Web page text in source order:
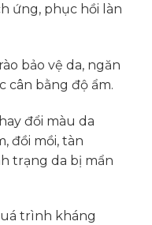
ứng, phục hồi làn
bảo vệ da, ngăn
cân bằng độ ẩm.
đổi màu da
đồi mồi, tàn
trạng da bị mẩn
trình kháng